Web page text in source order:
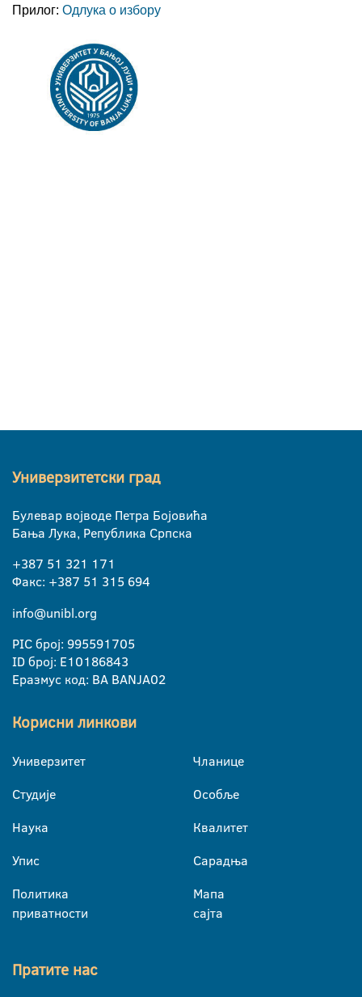
Прилог: Одлука о избору
Универзитетски град
Булевар војводе Петра Бојовића
Бања Лука, Република Српска
+387 51 321 171
Факс: +387 51 315 694
info@unibl.org
PIC број: 995591705
ID број: E10186843
Еразмус код: BA BANJA02
Корисни линкови
Универзитет
Студије
Наука
Упис
Политика
приватности
Чланице
Особље
Квалитет
Сарадња
Мапа
сајта
Пратите нас